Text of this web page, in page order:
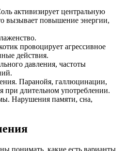
активизирует центральную
вызывает повышение энергии,
провоцирует агрессивное
действия.
давления, частоты
Паранойя, галлюцинации,
при длительном употреблении.
Нарушения памяти, сна,
понимать, какие есть варианты